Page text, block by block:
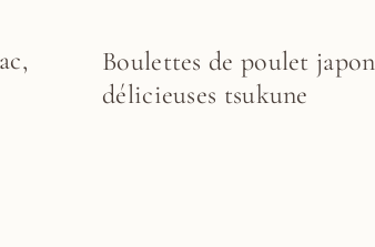
Boulettes de poulet
délicieuses tsukune